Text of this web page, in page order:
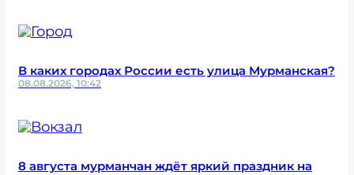
В каких городах России есть улица Мурманская?
08.08.2026, 10:42
8 августа мурманчан ждёт яркий праздник на